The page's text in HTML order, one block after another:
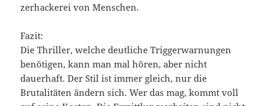
zerhackerei von Menschen.
Fazit:
Die Thriller, welche deutliche Triggerwarnungen
benötigen, kann man mal hören, aber nicht
dauerhaft. Der Stil ist immer gleich, nur die
Brutalitäten ändern sich. Wer das mag, kommt voll